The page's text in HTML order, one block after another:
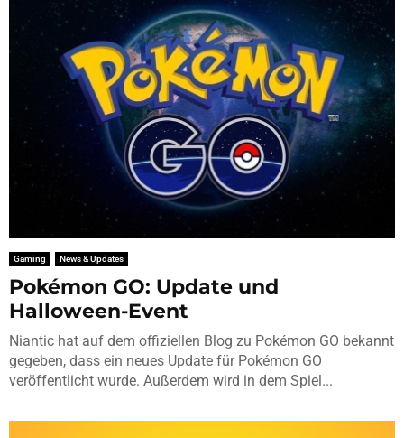
Gaming News & Updates
Pokémon GO: Update und
Halloween-Event
Niantic hat auf dem offiziellen Blog zu Pokémon GO bekannt
gegeben, dass ein neues Update für Pokémon GO
veröffentlicht wurde. Außerdem wird in dem Spiel...